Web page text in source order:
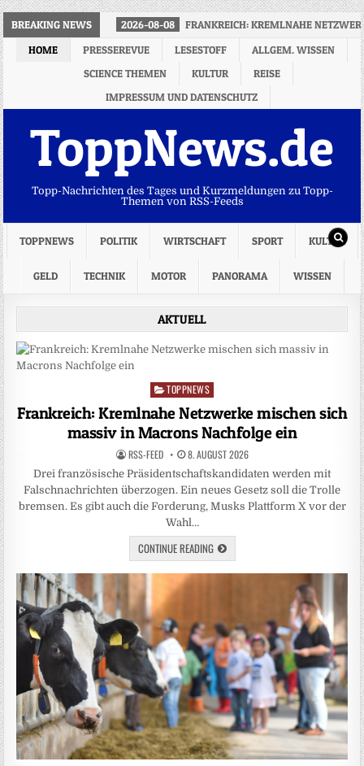
BREAKING NEWS 2026-08-08
FRANKREICH: KREMLNAHE
HOME
PRESSEREVUE LESESTOFF
ALLGEM. WISSEN
SCIENCE THEMEN
KULTUR
REISE
IMPRESSUM UND DATENSCHUTZ
ToppNews.de
Topp-Nachrichten des Tages und Kurzmeldungen zu Topp-
Themen von RSS-Feeds
TOPPNEWS POLITIK WIRTSCHAFT SPORT KULTUR
GELD TECHNIK MOTOR PANORAMA WISSEN
AKTUELL
Posted
in
TOPPNEWS
Frankreich: Kremlnahe Netzwerke mischen sich
massiv in Macrons Nachfolge ein
RSS-FEED 8. AUGUST 2026
Drei französische Präsidentschaftskandidaten werden mit
Falschnachrichten überzogen. Ein neues Gesetz soll die Trolle
bremsen. Es gibt auch die Forderung, Musks Plattform X vor der
Wahl…
CONTINUE READING